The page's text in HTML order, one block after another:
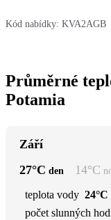
Kód nabídky: KVA2AGB
Průměrné
Potamia
Září
27°C den 14°C
teplota vody 24°C
počet slunných